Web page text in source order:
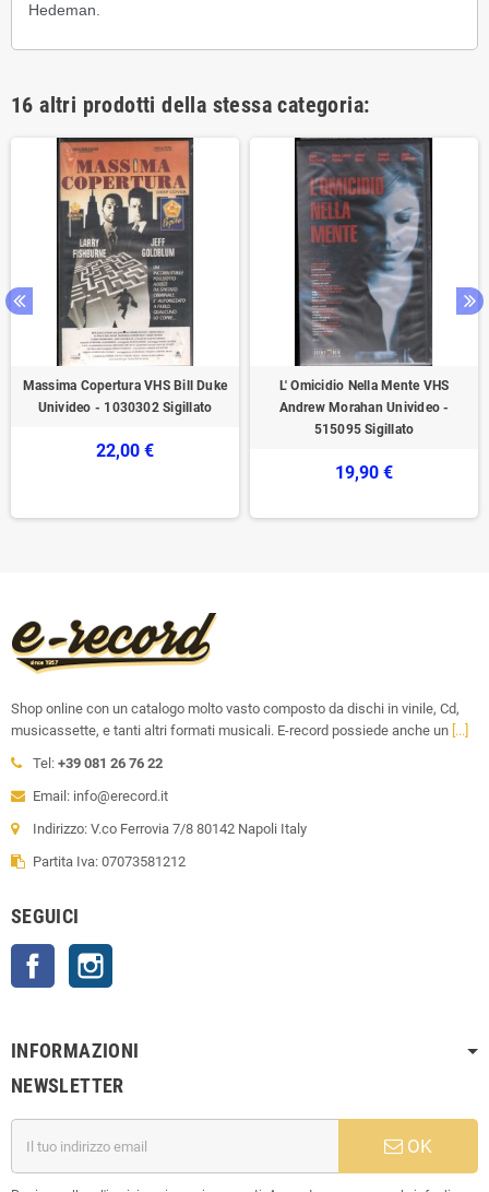
Hedeman.
16 altri prodotti della stessa categoria:
Massima Copertura VHS Bill Duke
Univideo - 1030302 Sigillato
22,00 €
L' Omicidio Nella Mente VHS
Andrew Morahan Univideo -
515095 Sigillato
19,90 €
Shop online con un catalogo molto vasto composto da dischi in vinile, Cd,
musicassette, e tanti altri formati musicali. E-record possiede anche un [...]
Tel: +39 081 26 76 22
Email: info@erecord.it
Indirizzo: V.co Ferrovia 7/8 80142 Napoli Italy
Partita Iva: 07073581212
SEGUICI
Facebook
INFORMAZIONI
NEWSLETTER
OK